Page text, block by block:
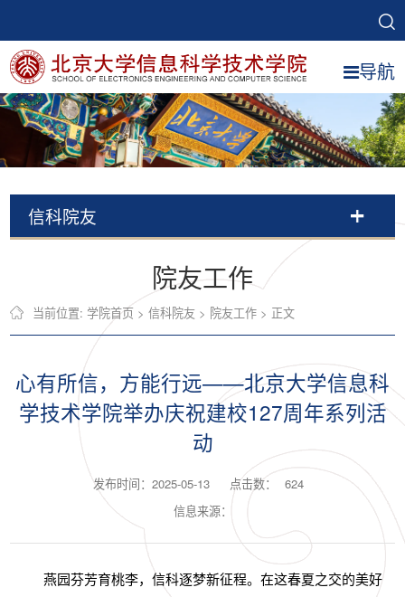
导航
信科院友
院友工作
当前位置:学院首页 >信科院友 > 院友工作 > 正文
心有所信，方能行远——北京大学信息科
学技术学院举办庆祝建校127周年系列活
动
发布时间：2025-05-13 点击数：
624
信息来源：
燕园芬芳育桃李，信科逐梦新征程。在这春夏之交的美好